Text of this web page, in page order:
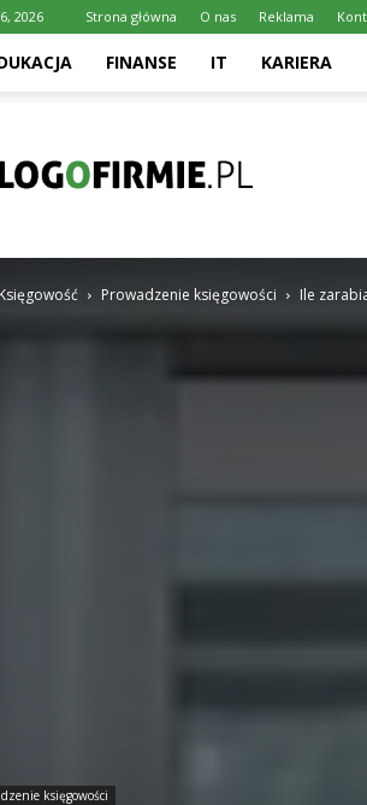
2026 Strona główna O nas Reklama
FINANSE IT KARIERA
Księgowość Prowadzenie księgowości Ile
księgowości